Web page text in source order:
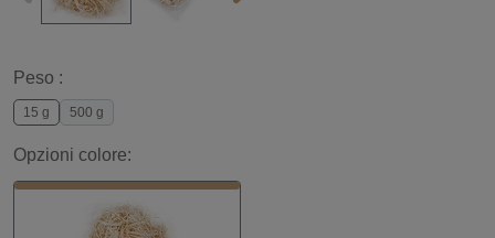
Peso :
15 g 500 g
Opzioni colore: